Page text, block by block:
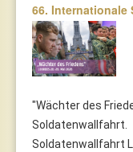
66.
"Wächter des
Soldatenwallfahrt.
Soldatenwallfahrt